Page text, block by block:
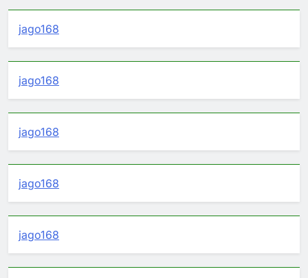
jago168
jago168
jago168
jago168
jago168